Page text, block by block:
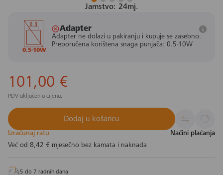
Jamstvo: 24mj.
0.5-10W
Adapter
Adapter ne dolazi u pakiranju i kupuje se zasebno.
Preporučena korištena snaga punjača: 0.5-10W
101,00 €
PDV uključen u cijenu.
Dodaj u košaricu
Izračunaj ratu
Načini plaćanja
Već od 8,42 € mjesečno bez kamata i naknada
5 do 7 radnih dana